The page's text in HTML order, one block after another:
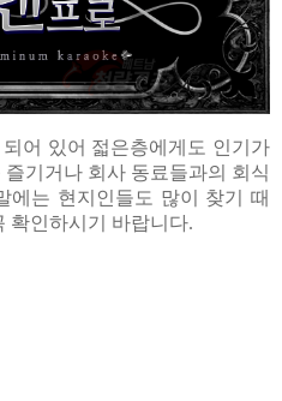
어 있어 젋은층에게도 인기가
기거나 회사 동료들과의 회식
에는 현지인들도 많이 찾기 때
확인하시기 바랍니다.